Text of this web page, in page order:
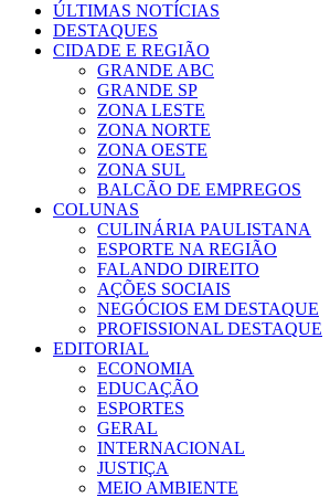
ÚLTIMAS NOTÍCIAS
DESTAQUES
CIDADE E REGIÃO
GRANDE ABC
GRANDE SP
ZONA LESTE
ZONA NORTE
ZONA OESTE
ZONA SUL
BALCÃO DE EMPREGOS
COLUNAS
CULINÁRIA PAULISTANA
ESPORTE NA REGIÃO
FALANDO DIREITO
AÇÕES SOCIAIS
NEGÓCIOS EM DESTAQUE
PROFISSIONAL DESTAQUE
EDITORIAL
ECONOMIA
EDUCAÇÃO
ESPORTES
GERAL
INTERNACIONAL
JUSTIÇA
MEIO AMBIENTE